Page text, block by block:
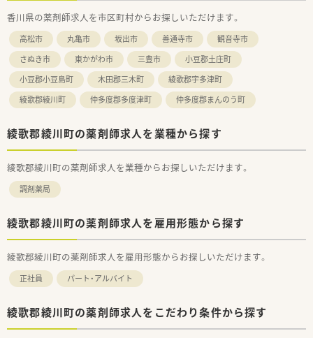
【こんな方が活躍中】
■患者様のお話を丁寧に聞き取り、親身になって健康相談に乗る
ことができるコミュニケーション能力の高い方です。
■これまでの調剤経験を活かしながら、さらに在宅医療や漢方薬
の知識を深めたいという学習意欲の旺盛な方です。
■細かいルールにこだわるよりも、状況に合わせて臨機応変に対
応できる柔軟性を持ったスタッフが活躍しています。
香川県の薬剤師求人を市区町村からお探しいただけます。
高松市 丸亀市 坂出市 善通寺市
観音寺市
さぬき市
東かがわ市 三豊市
小豆郡土庄町
小豆郡小豆島町
木田郡三木町
綾歌郡宇多津町
綾歌郡綾川町
仲多度郡多度津町 仲多度郡まんのう町
綾歌郡綾川町の薬剤師求人を業種から探す
綾歌郡綾川町の薬剤師求人を業種からお探しいただけます。
調剤薬局
綾歌郡綾川町の薬剤師求人を雇用形態から探す
綾歌郡綾川町の薬剤師求人を雇用形態からお探しいただけます。
正社員 パート・アルバイト
綾歌郡綾川町の薬剤師求人をこだわり条件から探す